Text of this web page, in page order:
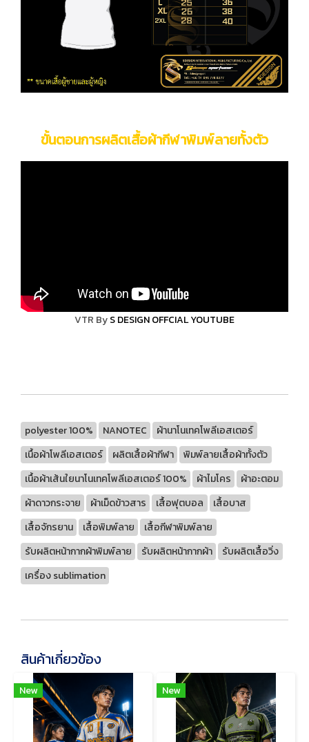
ขั้นตอนการผลิตเสื้อผ้ากีฬาพิมพ์ลายทั้งตัว
VTR ByS DESIGN OFFCIAL YOUTUBE
polyester 100% NANOTEC
ผ้านาโนเทคโพลีเอสเตอร์
เนื้อผ้าโพลีเอสเตอร์
ผลิตเสื้อผ้ากีฬา
พิมพ์ลายเสื้อผ้าทั้งตัว
เนื้อผ้าเส้นใยนาโนเทคโพลีเอสเตอร์ 100%
ผ้าไมโคร
ผ้าอะตอม
ผ้าดาวกระจาย
ผ้าเม็ดข้าวสาร เสื้อฟุตบอล
เสื้อบาส
เสื้อจักรยาน
เสื้อพิมพ์ลาย
เสื้อกีฬาพิมพ์ลาย
รับผลิตหน้ากากผ้าพิมพ์ลาย
รับผลิตหน้ากากผ้า
รับผลิตเสื้อวิ่ง
เครื่อง sublimation
สินค้าเกี่ยวข้อง
New New